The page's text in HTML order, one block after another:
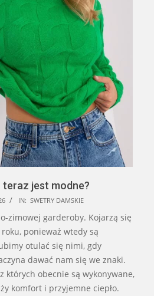
jest modne?
IN: SWETRY DAMSKIE
zimowej garderoby. Kojarzą się
ponieważ wtedy są
otulać się nimi, gdy
dawać nam się we znaki.
których obecnie są wykonywane,
komfort i przyjemne ciepło.